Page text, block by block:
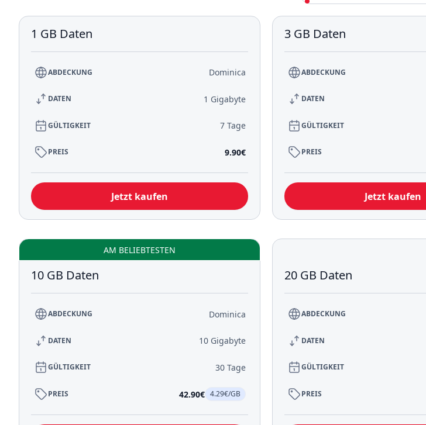
1 GB Daten
ABDECKUNG Dominica
DATEN 1 Gigabyte
GÜLTIGKEIT 7 Tage
PREIS 9.90€
Jetzt kaufen
3 GB Daten
ABDECKUNG
DATEN
GÜLTIGKEIT
PREIS
Jetzt kaufen
AM BELIEBTESTEN
10 GB Daten
ABDECKUNG Dominica
DATEN 10 Gigabyte
GÜLTIGKEIT 30 Tage
PREIS 42.90€ 4.29€/GB
20 GB Daten
ABDECKUNG
DATEN
GÜLTIGKEIT
PREIS